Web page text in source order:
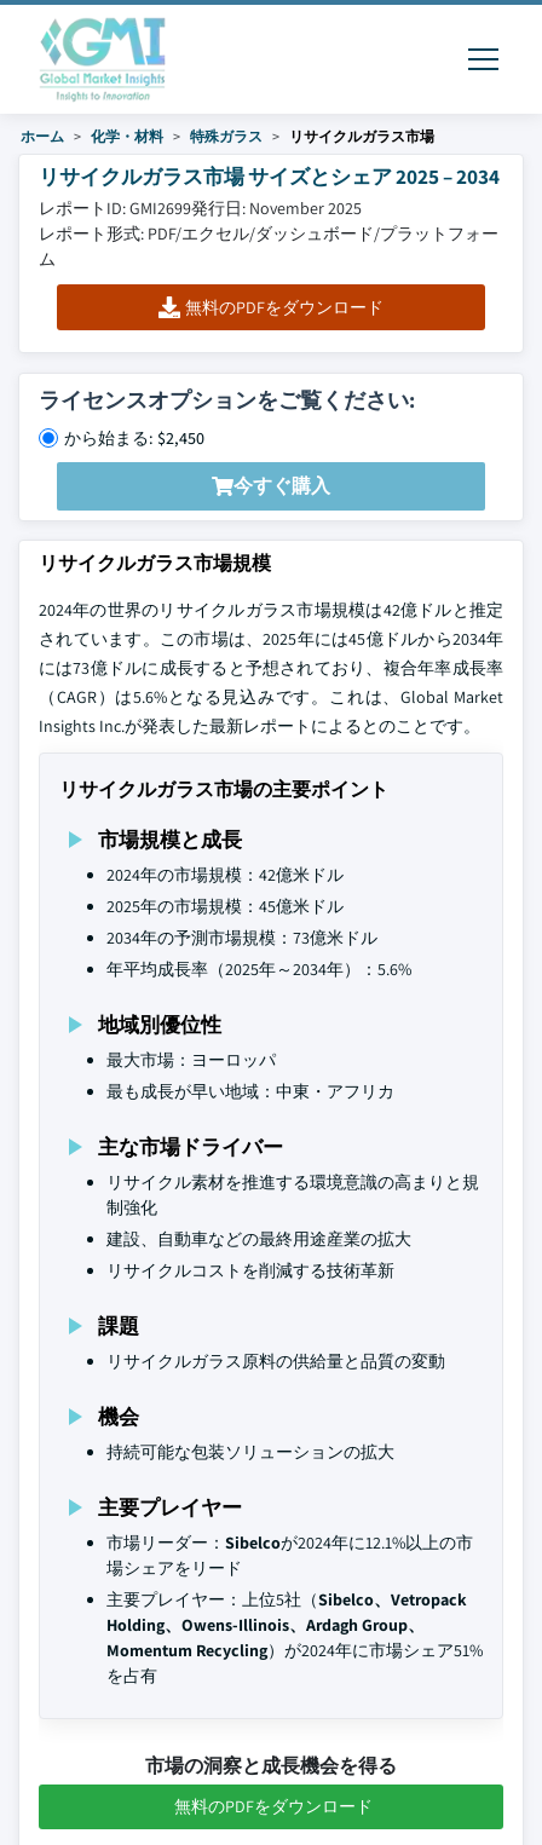
ホーム 化学・材料 特殊ガラス リサイクルガラス市場
リサイクルガラス市場 サイズとシェア 2025 – 2034
レポートID: GMI2699発行日: November 2025
レポート形式: PDF/エクセル/ダッシュボード/プラットフォー
ム
無料のPDFをダウンロード
ライセンスオプションをご覧ください:
から始まる: $2,450
今すぐ購入
リサイクルガラス市場規模
2024年の世界のリサイクルガラス市場規模は42億ドルと推定
されています。この市場は、2025年には45億ドルから2034年
には73億ドルに成長すると予想されており、複合年率成長率
（CAGR）は5.6%となる見込みです。これは、Global Market
Insights Inc.が発表した最新レポートによるとのことです。
リサイクルガラス市場の主要ポイント
市場規模と成長
2024年の市場規模：42億米ドル
2025年の市場規模：45億米ドル
2034年の予測市場規模：73億米ドル
年平均成長率（2025年～2034年）：5.6%
地域別優位性
最大市場：ヨーロッパ
最も成長が早い地域：中東・アフリカ
主な市場ドライバー
リサイクル素材を推進する環境意識の高まりと規
制強化
建設、自動車などの最終用途産業の拡大
リサイクルコストを削減する技術革新
課題
リサイクルガラス原料の供給量と品質の変動
機会
持続可能な包装ソリューションの拡大
主要プレイヤー
市場リーダー： Sibelcoが2024年に12.1%以上の市
場シェアをリード
主要プレイヤー：上位5社（Sibelco、Vetropack
Holding、Owens-Illinois、Ardagh Group、
Momentum Recycling）が2024年に市場シェア51%
を占有
市場の洞察と成長機会を得る
無料のPDFをダウンロード